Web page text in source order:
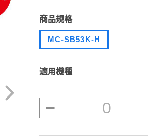
商品規格
MC-SB53K-H
適用機種
0